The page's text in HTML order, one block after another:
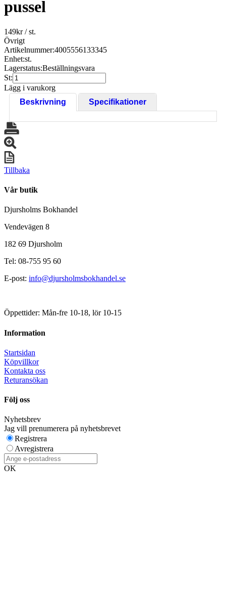
pussel
149kr/ st.
Övrigt
Artikelnummer:4005556133345
Enhet:st.
Lagerstatus:Beställningsvara
St:
Lägg i varukorg
Beskrivning
Specifikationer
Tillbaka
Vår butik
Djursholms Bokhandel
Vendevägen 8
182 69 Djursholm
Tel: 08-755 95 60
E-post: info@djursholmsbokhandel.se
Öppettider: Mån-fre 10-18, lör 10-15
Information
Startsidan
Köpvillkor
Kontakta oss
Returansökan
Följ oss
Nyhetsbrev
Jag vill prenumerera på nyhetsbrevet
Registrera
Avregistrera
OK